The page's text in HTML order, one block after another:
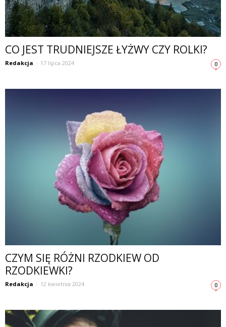
CO JEST TRUDNIEJSZE ŁYŻWY CZY ROLKI?
Redakcja - 17 lipca 2024 0
CZYM SIĘ RÓŻNI RZODKIEW OD
RZODKIEWKI?
Redakcja - 12 kwietnia 2024 0